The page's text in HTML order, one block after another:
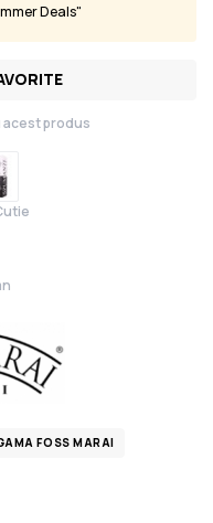
Deals"
acest produs
FOSS MARAI